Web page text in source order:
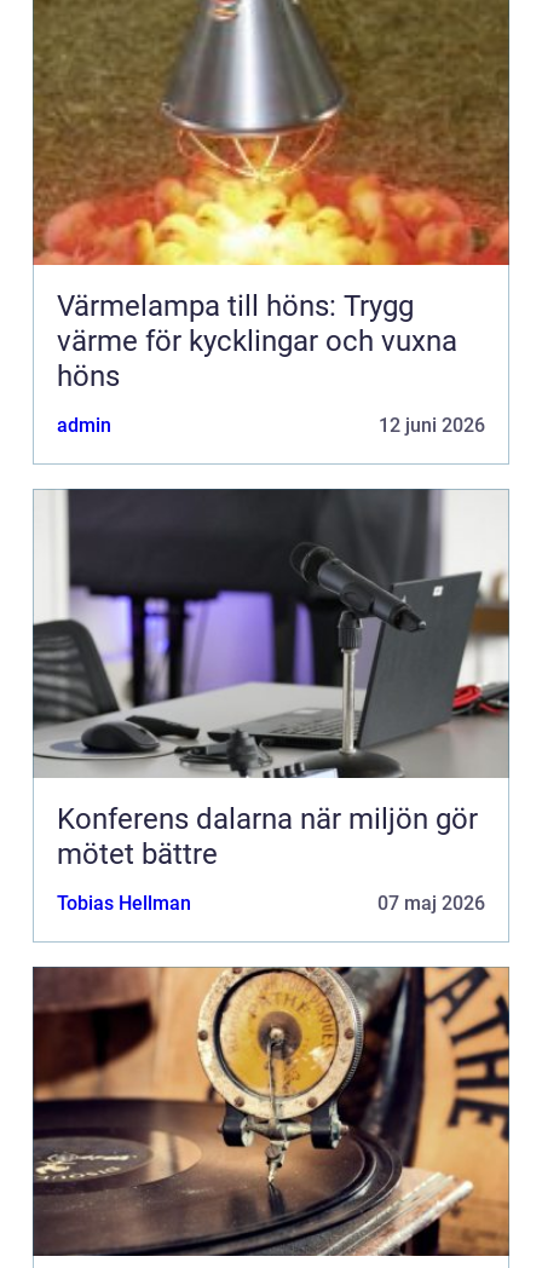
Värmelampa till höns: Trygg
värme för kycklingar och vuxna
höns
admin 12 juni 2026
Konferens dalarna när miljön gör
mötet bättre
Tobias Hellman 07 maj 2026